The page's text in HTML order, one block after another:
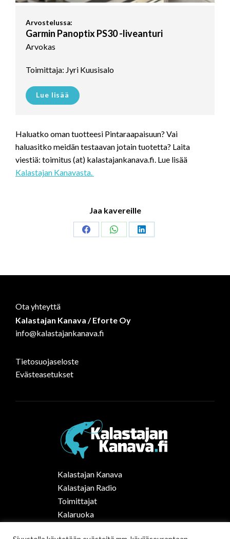
Arvostelussa:
Garmin Panoptix PS30 -liveanturi
Arvokas
Toimittaja: Jyri Kuusisalo
Lue lisää
Haluatko oman tuotteesi Pintaraapaisuun? Vai
haluasitko meidän testaavan jotain tuotetta? Laita
viestiä: toimitus (at) kalastajankanava.fi. Lue lisää
Kalastajan Kanavasta.
Jaa kavereille
Share
Share
Share
Ota yhteyttä
Kalastajan Kanava / Eforte Oy
info@kalastajankanava.fi
Tietosuojaseloste
Evästeasetukset
Kalastajan Kanava
Kalastajan Radio
Toimittajat
Kalaruoka